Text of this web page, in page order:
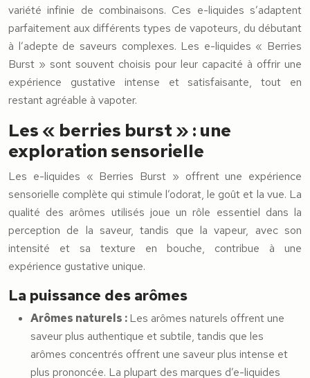
variété infinie de combinaisons. Ces e-liquides s’adaptent
parfaitement aux différents types de vapoteurs, du débutant
à l’adepte de saveurs complexes. Les e-liquides « Berries
Burst » sont souvent choisis pour leur capacité à offrir une
expérience gustative intense et satisfaisante, tout en
restant agréable à vapoter.
Les « berries burst » : une
exploration sensorielle
Les e-liquides « Berries Burst » offrent une expérience
sensorielle complète qui stimule l’odorat, le goût et la vue. La
qualité des arômes utilisés joue un rôle essentiel dans la
perception de la saveur, tandis que la vapeur, avec son
intensité et sa texture en bouche, contribue à une
expérience gustative unique.
La puissance des arômes
Arômes naturels :Les arômes naturels offrent une
saveur plus authentique et subtile, tandis que les
arômes concentrés offrent une saveur plus intense et
plus prononcée. La plupart des marques d’e-liquides